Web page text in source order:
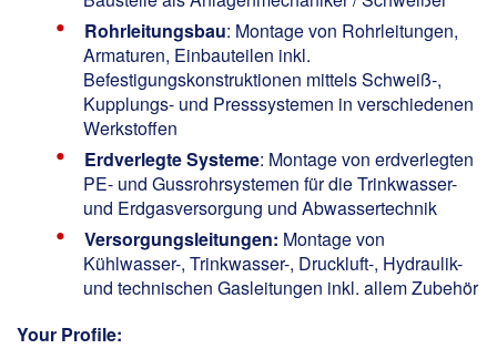
Rohrleitungsbau: Montage von Rohrleitungen,
Armaturen, Einbauteilen inkl.
Befestigungskonstruktionen mittels Schweiß-,
Kupplungs- und Presssystemen in verschiedenen
Werkstoffen
Erdverlegte Systeme: Montage von erdverlegten
PE- und Gussrohrsystemen für die Trinkwasser-
und Erdgasversorgung und Abwassertechnik
Versorgungsleitungen: Montage von
Kühlwasser-, Trinkwasser-, Druckluft-, Hydraulik-
und technischen Gasleitungen inkl. allem Zubehör
Your Profile: